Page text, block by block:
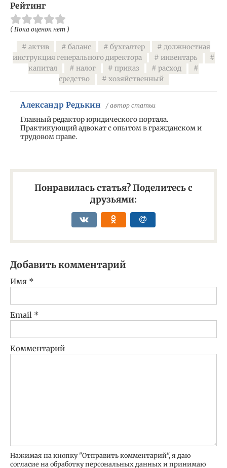
Рейтинг
( Пока оценок нет )
актив баланс бухгалтер
должностная
инструкция генерального директора
инвентарь
капитал
налог приказ
расход
средство
хозяйственный
Александр Редькин / автор статьи
Главный редактор юридического портала.
Практикующий адвокат с опытом в гражданском и
трудовом праве.
Понравилась статья? Поделитесь с
друзьями:
Добавить комментарий
Имя *
Email *
Комментарий
Нажимая на кнопку "Отправить комментарий", я даю
согласие на обработку персональных данных и принимаю